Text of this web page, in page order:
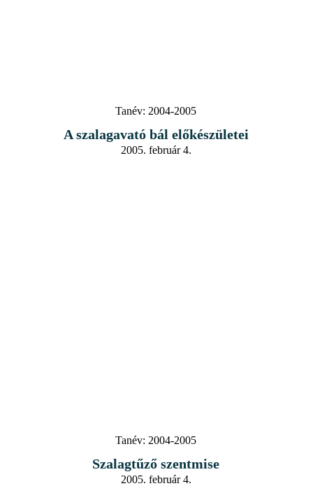
Tanév: 2004-2005
A szalagavató bál előkészületei
2005. február 4.
Tanév: 2004-2005
Szalagtűző szentmise
2005. február 4.